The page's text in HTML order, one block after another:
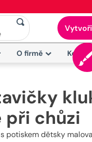
O firmě
při chůzi
potiskem dětsky